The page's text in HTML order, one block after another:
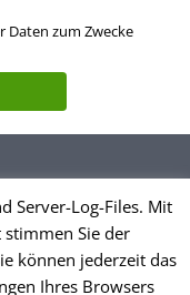
Daten zum Zwecke
Server-Log-Files. Mit
Sie der
können jederzeit das
Ihres Browsers